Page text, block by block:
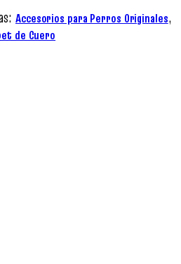
Accesorios para Perros Originales,
de Cuero